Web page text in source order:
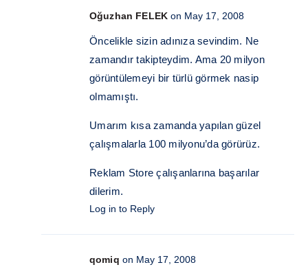
Oğuzhan FELEK on May 17, 2008
Öncelikle sizin adınıza sevindim. Ne
zamandır takipteydim. Ama 20 milyon
görüntülemeyi bir türlü görmek nasip
olmamıştı.
Umarım kısa zamanda yapılan güzel
çalışmalarla 100 milyonu’da görürüz.
Reklam Store çalışanlarına başarılar
dilerim.
Log in to Reply
qomiq on May 17, 2008